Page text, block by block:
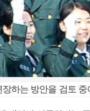
하는 방안을 검토 중